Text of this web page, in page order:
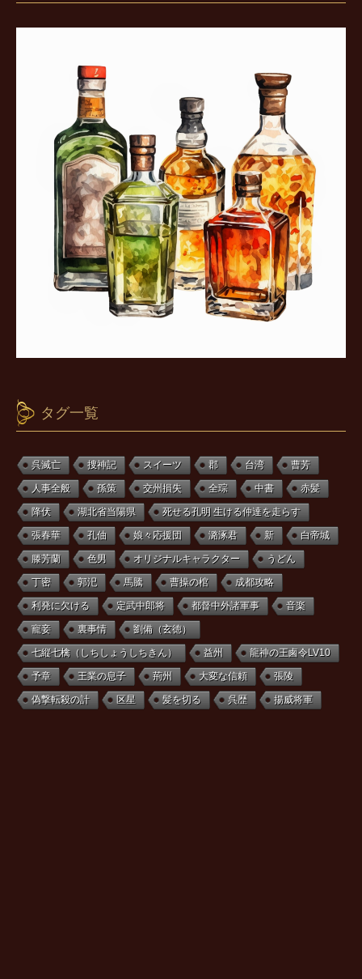
タグ一覧
呉滅亡 捜神記 スイーツ 郡 台湾 曹芳
人事全般 孫策 交州損失 全琮 中書 赤髪
降伏 湖北省当陽県 死せる孔明 生ける仲達を走らす
張春華 孔伷 娘々応援団 潞涿君 新 白帝城
滕芳蘭 色男 オリジナルキャラクター うどん
丁密 郭汜 馬騰 曹操の棺 成都攻略
利発に欠ける 定武中郎将 都督中外諸軍事 音楽
寵妾 裏事情 劉備（玄徳）
七縦七檎（しちしょうしちきん） 益州 龍神の王鹵令LV10
予章 王業の息子 荊州 大変な信頼 張陵
偽撃転殺の計 区星 髪を切る 呉歴 揚威将軍